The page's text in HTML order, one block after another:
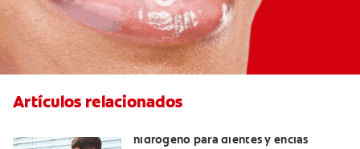
Artículos relacionados
hidrógeno para dientes y encías